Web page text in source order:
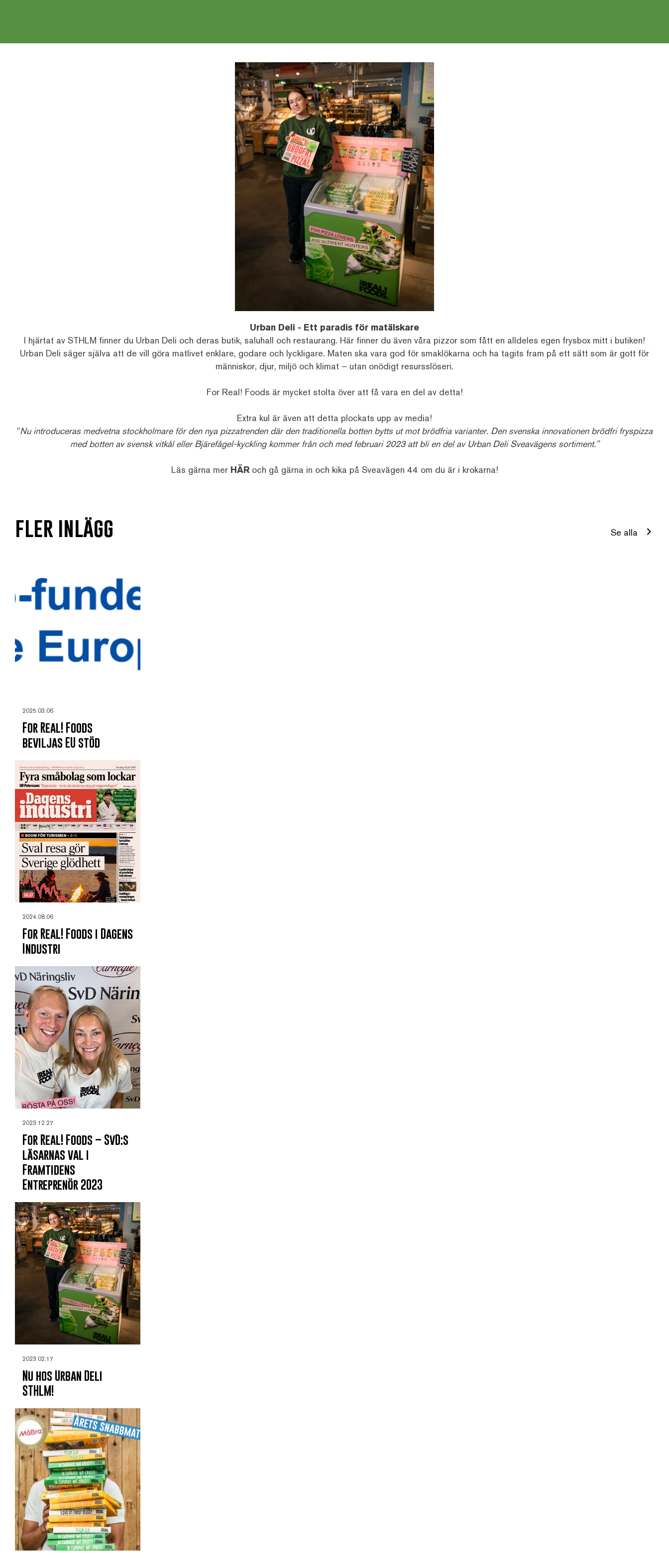
Urban Deli - Ett paradis för matälskare
I hjärtat av STHLM finner du Urban Deli och deras butik, saluhall och restaurang. Här finner du även våra pizzor som fått en alldeles egen frysbox mitt i butiken!
Urban Deli säger själva att de vill göra matlivet enklare, godare och lyckligare. Maten ska vara god för smaklökarna och ha tagits fram på ett sätt som är gott för
människor, djur, miljö och klimat – utan onödigt resursslöseri.
For Real! Foods är mycket stolta över att få vara en del av detta!
Extra kul är även att detta plockats upp av media!
"Nu introduceras medvetna stockholmare för den nya pizzatrenden där den traditionella botten bytts ut mot brödfria varianter. Den svenska innovationen brödfri fryspizza
med botten av svensk vitkål eller Bjärefågel-kyckling kommer från och med februari 2023 att bli en del av Urban DeliSveavägens sortiment."
Läs gärna mer HÄRoch gå gärna in och kika på Sveavägen 44 om du är i krokarna!
fler inlägg Se alla
2025.03.06
For Real! Foods
beviljas EU stöd
2024.08.06
For Real! Foods i Dagens
Industri
2023.12.27
For Real! Foods – SvD:s
läsarnas val i
Framtidens
Entreprenör 2023
2023.02.17
Nu hos Urban Deli
STHLM!